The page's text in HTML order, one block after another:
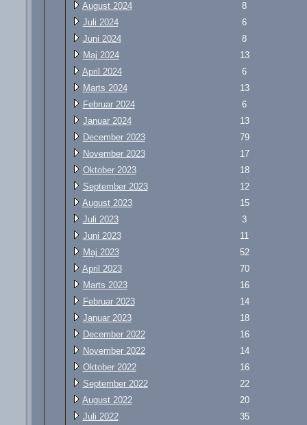
August 2024
8
Juli 2024
6
Juni 2024
8
Maj 2024
13
April 2024
6
Marts 2024
13
Februar 2024
6
Januar 2024
13
December 2023
79
November 2023
17
Oktober 2023
18
September 2023
12
August 2023
15
Juli 2023
3
Juni 2023
11
Maj 2023
52
April 2023
70
Marts 2023
16
Februar 2023
14
Januar 2023
18
December 2022
16
November 2022
14
Oktober 2022
16
September 2022
22
August 2022
20
Juli 2022
35